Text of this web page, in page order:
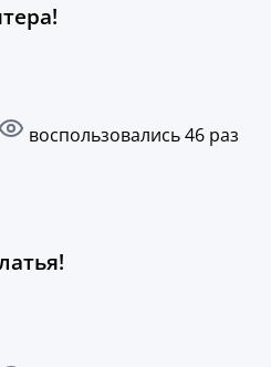
воспользовались 46 раз